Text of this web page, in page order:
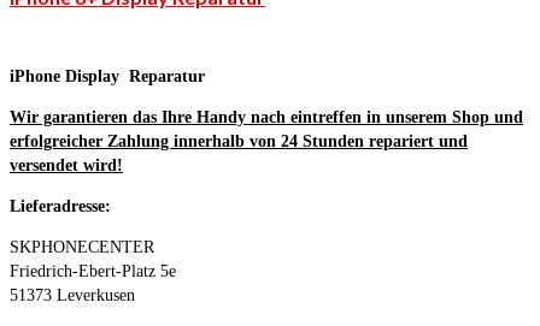
iPhone Display Reparatur
Wir garantieren das Ihre Handy nach eintreffen in unserem Shop und
erfolgreicher Zahlung innerhalb von 24 Stunden repariert und
versendet wird!
Lieferadresse:
SKPHONECENTER
Friedrich-Ebert-Platz 5e
51373 Leverkusen